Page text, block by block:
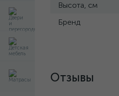
Высота, см
Бренд
Отзывы